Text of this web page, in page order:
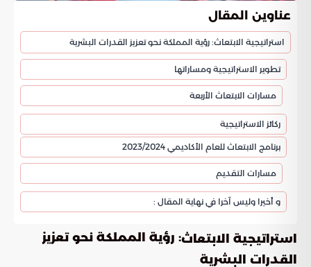
عناوين المقال
استراتيجية الابتعاث: رؤية المملكة نحو تعزيز القدرات البشرية
تطوير الاستراتيجية ومساراتها
مسارات الابتعاث الأربعة
ركائز الاستراتيجية
برنامج الابتعاث للعام الأكاديمي 2023/2024
مسارات التقديم
و أخيرا وليس آخرا في نهاية المقال :
استراتيجية الابتعاث: رؤية المملكة نحو تعزيز
القدرات البشرية